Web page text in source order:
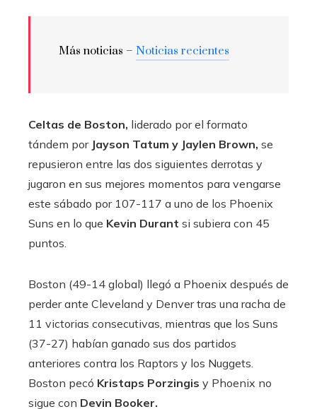
Más noticias – Noticias recientes
Celtas de Boston, liderado por el formato
tándem por Jayson Tatum y Jaylen Brown, se
repusieron entre las dos siguientes derrotas y
jugaron en sus mejores momentos para vengarse
este sábado por 107-117 a uno de los Phoenix
Suns en lo que Kevin Durant si subiera con 45
puntos.
Boston (49-14 global) llegó a Phoenix después de
perder ante Cleveland y Denver tras una racha de
11 victorias consecutivas, mientras que los Suns
(37-27) habían ganado sus dos partidos
anteriores contra los Raptors y los Nuggets.
Boston pecó Kristaps Porzingis y Phoenix no
sigue con Devin Booker.